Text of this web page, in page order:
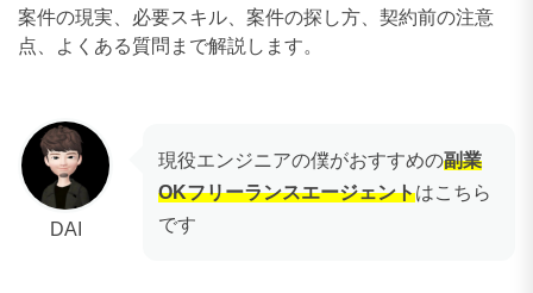
案件の現実、必要スキル、案件の探し方、契約前の注意
点、よくある質問まで解説します。
DAI
現役エンジニアの僕がおすすめの副業
OKフリーランスエージェントはこちら
です